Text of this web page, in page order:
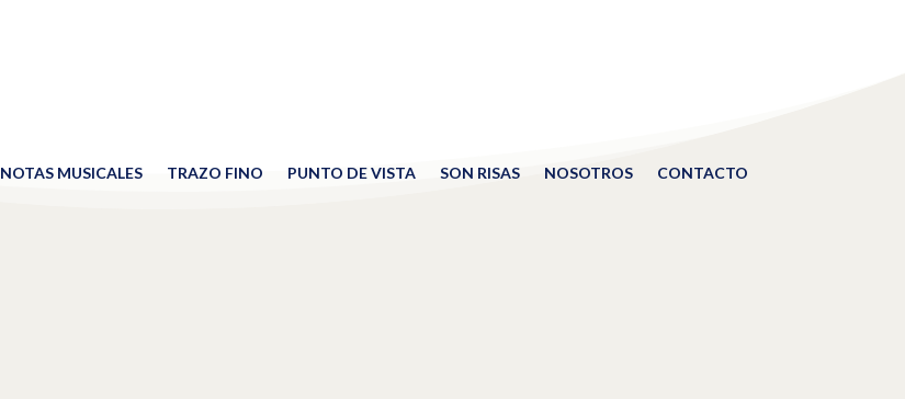
NOTAS MUSICALES TRAZO FINO PUNTO DE VISTA SON RISAS NOSOTROS CONTACTO